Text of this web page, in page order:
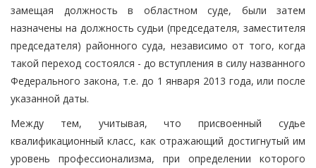
замещая должность в областном суде, были затем
назначены на должность судьи (председателя, заместителя
председателя) районного суда, независимо от того, когда
такой переход состоялся - до вступления в силу названного
Федерального закона, т.е. до 1 января 2013 года, или после
указанной даты.
Между тем, учитывая, что присвоенный судье
квалификационный класс, как отражающий достигнутый им
уровень профессионализма, при определении которого